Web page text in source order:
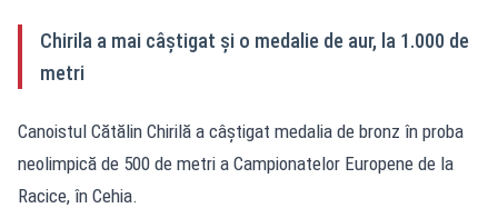
Chirila a mai câștigat și o medalie de aur, la 1.000 de
metri
Canoistul Cătălin Chirilă a câștigat medalia de bronz în proba
neolimpică de 500 de metri a Campionatelor Europene de la
Racice, în Cehia.